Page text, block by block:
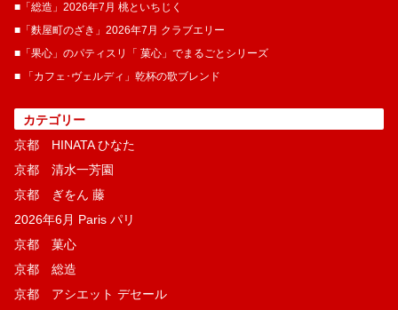
■「総造」2026年7月 桃といちじく
■「麩屋町のざき」2026年7月 クラブエリー
■「果心」のパティスリ「 菓​心」でまるごとシリーズ
■ 「カフェ･ヴェルディ」乾杯の歌ブレンド
カテゴリー
京都 HINATA ひなた
京都 清水一芳園
京都 ぎをん 藤
2026年6月 Paris パリ
京都 菓​心
京都 総造
京都 アシエット デセール